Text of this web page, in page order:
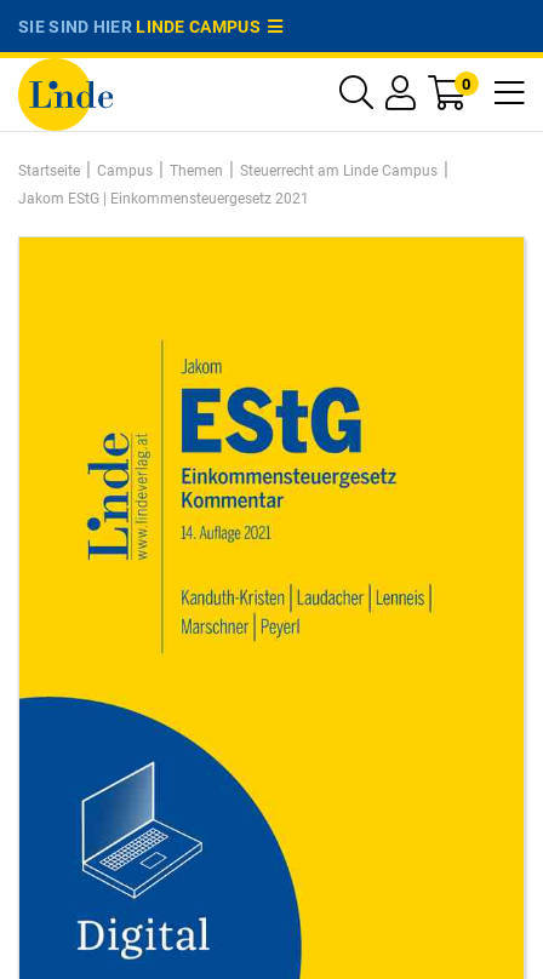
SIE SIND HIERLINDE CAMPUS
0
Startseite | Campus | Themen | Steuerrecht am Linde Campus |
Jakom EStG | Einkommensteuergesetz 2021